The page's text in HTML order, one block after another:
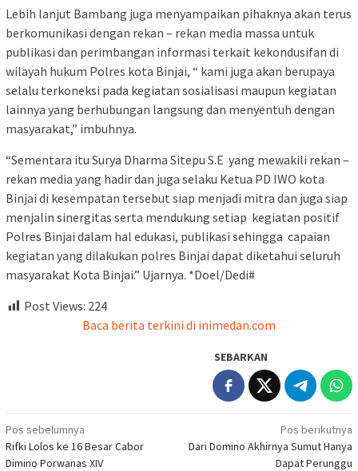
Lebih lanjut Bambang juga menyampaikan pihaknya akan terus
berkomunikasi dengan rekan – rekan media massa untuk
publikasi dan perimbangan informasi terkait kekondusifan di
wilayah hukum Polres kota Binjai, “ kami juga akan berupaya
selalu terkoneksi pada kegiatan sosialisasi maupun kegiatan
lainnya yang berhubungan langsung dan menyentuh dengan
masyarakat,” imbuhnya.
“Sementara itu Surya Dharma Sitepu S.E yang mewakili rekan –
rekan media yang hadir dan juga selaku Ketua PD IWO kota
Binjai di kesempatan tersebut siap menjadi mitra dan juga siap
menjalin sinergitas serta mendukung setiap kegiatan positif
Polres Binjai dalam hal edukasi, publikasi sehingga capaian
kegiatan yang dilakukan polres Binjai dapat diketahui seluruh
masyarakat Kota Binjai.” Ujarnya. *Doel/Dedi#
Post Views: 224
Baca berita terkini di inimedan.com
SEBARKAN
Navigasi
pos
Pos sebelumnya
Rifki Lolos ke 16 Besar Cabor
Dimino Porwanas XIV
Pos berikutnya
Dari Domino Akhirnya Sumut Hanya
Dapat Perunggu